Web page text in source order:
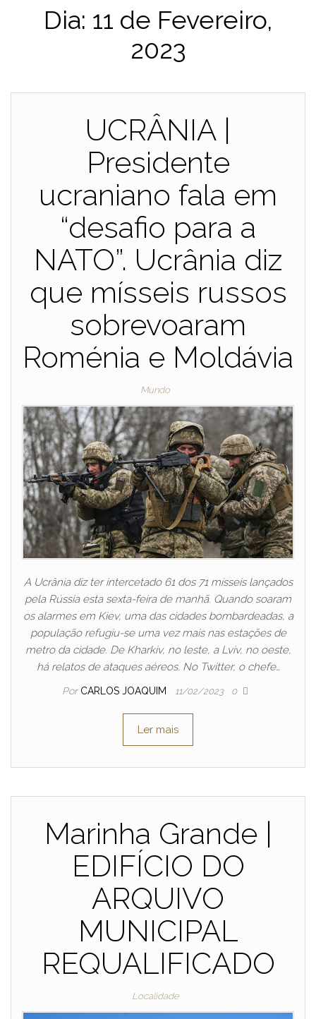
Dia: 11 de Fevereiro,
2023
UCRÂNIA |
Presidente
ucraniano fala em
“desafio para a
NATO”. Ucrânia diz
que mísseis russos
sobrevoaram
Roménia e Moldávia
Mundo
A Ucrânia diz ter intercetado 61 dos 71 mísseis lançados
pela Rússia esta sexta-feira de manhã. Quando soaram
os alarmes em Kiev, uma das cidades bombardeadas, a
população refugiu-se uma vez mais nas estações de
metro da cidade. De Kharkiv, no leste, a Lviv, no oeste,
há relatos de ataques aéreos. No Twitter, o chefe…
Por CARLOS JOAQUIM 11/02/2023 0
Ler mais
Marinha Grande |
EDIFÍCIO DO
ARQUIVO
MUNICIPAL
REQUALIFICADO
Localidade